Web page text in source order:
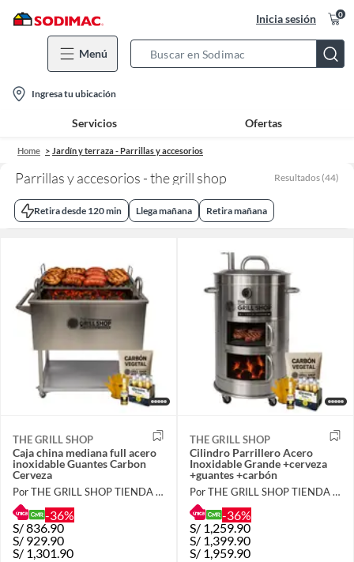
Inicia sesión 0
Menú
Bar
location-
icon
Ingresa tu ubicación
Servicios Ofertas
Home Jardín y terraza - Parrillas y accesorios
Parrillas y accesorios - the grill shop Resultados (44)
Retira desde 120 min Llega mañana Retira mañana
THE GRILL SHOP
Caja china mediana full acero
inoxidable Guantes Carbon
Cerveza
Por THE GRILL SHOP TIENDA OFICIAL
-36%
S/836.90
S/ 929.90
S/ 1,301.90
THE GRILL SHOP
Cilindro Parrillero Acero
Inoxidable Grande +cerveza
+guantes +carbón
Por THE GRILL SHOP TIENDA OFICIAL
-36%
S/ 1,259.90
S/ 1,399.90
S/ 1,959.90